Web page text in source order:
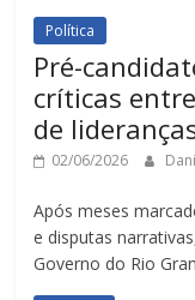
Política
Pré-
críticas
de
02/06/2026
Após meses
e disputas
Governo do Rio